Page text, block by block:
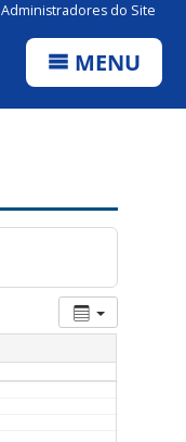
Administradores do Site
MENU